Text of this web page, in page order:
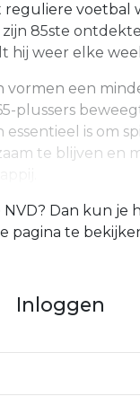
voetbal
85ste
hij weer elke
een
plussers
is om
te blijven en
NVD? Dan kun je
pagina te
Inloggen